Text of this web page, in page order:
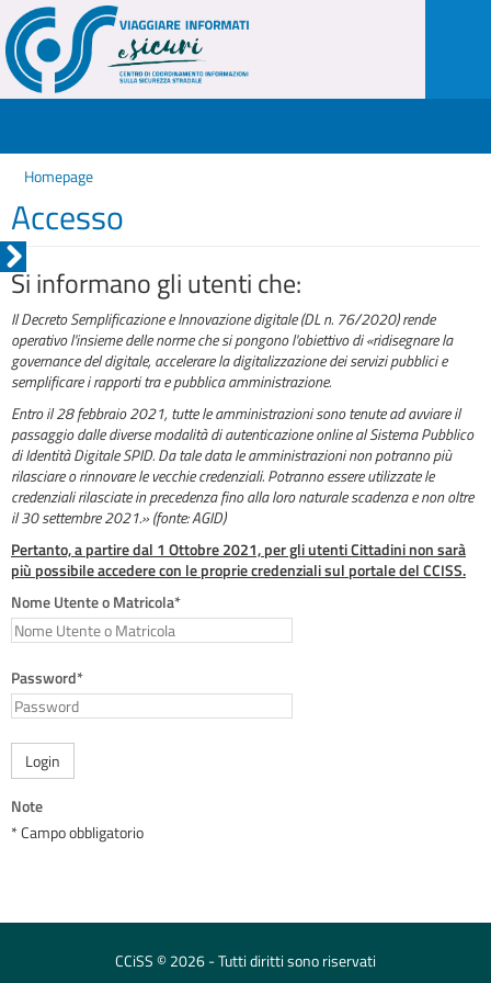
Homepage
Accesso
Si informano gli utenti che:
Il Decreto Semplificazione e Innovazione digitale (DL n. 76/2020) rende
operativo l'insieme delle norme che si pongono l'obiettivo di «ridisegnare la
governance del digitale, accelerare la digitalizzazione dei servizi pubblici e
semplificare i rapporti tra e pubblica amministrazione.
Entro il 28 febbraio 2021, tutte le amministrazioni sono tenute ad avviare il
passaggio dalle diverse modalità di autenticazione online al Sistema Pubblico
di Identità Digitale SPID. Da tale data le amministrazioni non potranno più
rilasciare o rinnovare le vecchie credenziali. Potranno essere utilizzate le
credenziali rilasciate in precedenza fino alla loro naturale scadenza e non oltre
il 30 settembre 2021.» (fonte: AGID)
Pertanto, a partire dal 1 Ottobre 2021, per gli utenti Cittadini non sarà
più possibile accedere con le proprie credenziali sul portale del CCISS.
Nome Utente o Matricola*
Password*
Login
Note
* Campo obbligatorio
CCiSS © 2026 - Tutti diritti sono riservati